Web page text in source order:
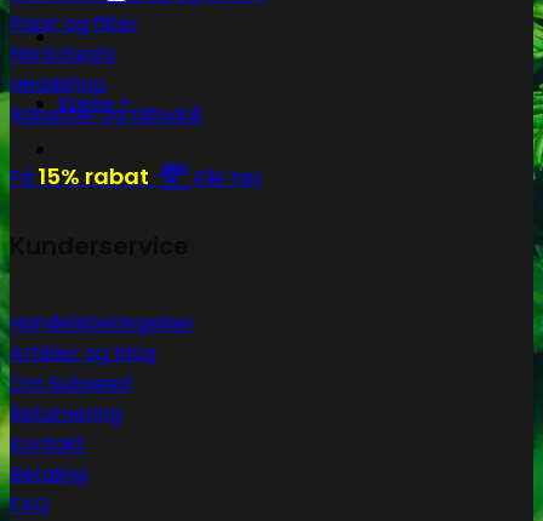
Kasse+
Papir og filter
Narkotests
Headshop
Rabatter og tilbud💰
Få 15% rabat 💸 Klik her
Handelsbetingelser
Artikler og blog
Om Subseed
Returnering
Kontakt
Betaling
FAQ